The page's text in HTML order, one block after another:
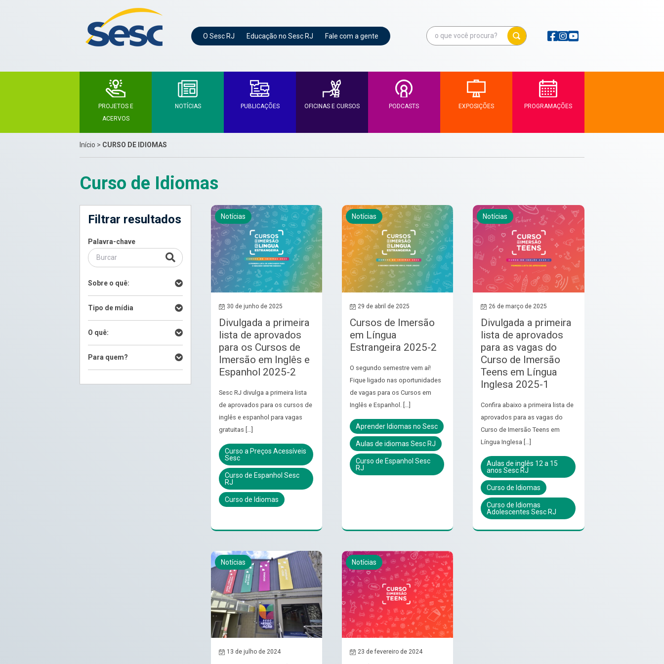
O Sesc RJ Educação no Sesc RJ Fale com a gente
PROJETOS E
ACERVOS
NOTÍCIAS PUBLICAÇÕES OFICINAS E CURSOS PODCASTS EXPOSIÇÕES PROGRAMAÇÕES
Início > CURSO DE IDIOMAS
Curso de Idiomas
Filtrar resultados
Palavra-chave
Sobre o quê:
Tipo de mídia
O quê:
Para quem?
Notícias
30 de junho de 2025
Divulgada a primeira
lista de aprovados
para os Cursos de
Imersão em Inglês e
Espanhol 2025-2
Sesc RJ divulga a primeira lista
de aprovados para os cursos de
inglês e espanhol para vagas
gratuitas […]
Curso a Preços Acessíveis
Sesc
Curso de Espanhol Sesc
RJ
Curso de Idiomas
Notícias
29 de abril de 2025
Cursos de Imersão
em Língua
Estrangeira 2025-2
O segundo semestre vem aí!
Fique ligado nas oportunidades
de vagas para os Cursos em
Inglês e Espanhol. […]
Aprender Idiomas no Sesc
Aulas de idiomas Sesc RJ
Curso de Espanhol Sesc
RJ
Notícias
26 de março de 2025
Divulgada a primeira
lista de aprovados
para as vagas do
Curso de Imersão
Teens em Língua
Inglesa 2025-1
Confira abaixo a primeira lista de
aprovados para as vagas do
Curso de Imersão Teens em
Língua Inglesa […]
Aulas de inglês 12 a 15
anos Sesc RJ
Curso de Idiomas
Curso de Idiomas
Adolescentes Sesc RJ
Notícias
13 de julho de 2024
Notícias
23 de fevereiro de 2024